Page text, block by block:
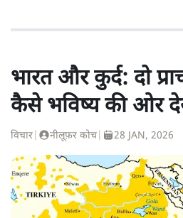
भारत और कुर्द: दो
कैसे भविष्य की ओर
विचार नीलूफ़र कोच 28 JAN, 2026